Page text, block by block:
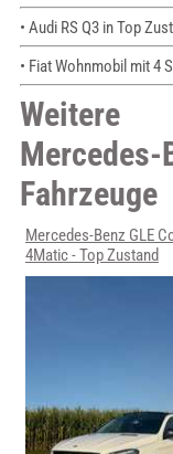
• Audi RS Q3 in Top
• Fiat Wohnmobil mit 4
Weitere
Mercedes-
Fahrzeuge
Mercedes-Benz GLE
4Matic - Top Zustand